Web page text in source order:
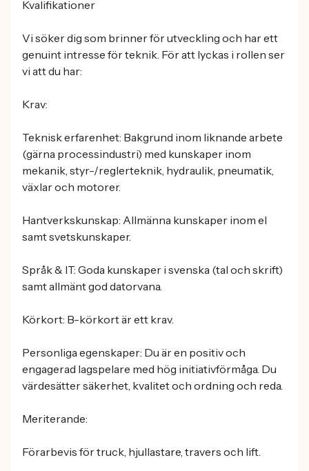
Kvalifikationer
Vi söker dig som brinner för utveckling och har ett
genuint intresse för teknik. För att lyckas i rollen ser
vi att du har:
Krav:
Teknisk erfarenhet: Bakgrund inom liknande arbete
(gärna processindustri) med kunskaper inom
mekanik, styr-/reglerteknik, hydraulik, pneumatik,
växlar och motorer.
Hantverkskunskap: Allmänna kunskaper inom el
samt svetskunskaper.
Språk & IT: Goda kunskaper i svenska (tal och skrift)
samt allmänt god datorvana.
Körkort: B-körkort är ett krav.
Personliga egenskaper: Du är en positiv och
engagerad lagspelare med hög initiativförmåga. Du
värdesätter säkerhet, kvalitet och ordning och reda.
Meriterande:
Förarbevis för truck, hjullastare, travers och lift.